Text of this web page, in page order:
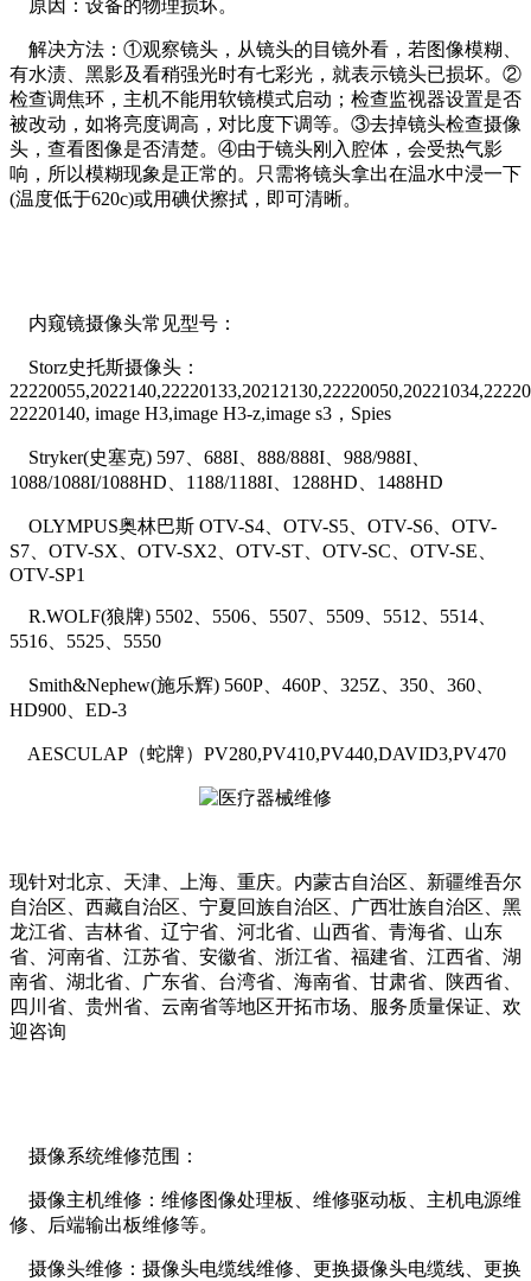
原因：设备的物理损坏。
解决方法：①观察镜头，从镜头的目镜外看，若图像模糊、
有水渍、黑影及看稍强光时有七彩光，就表示镜头已损坏。②
检查调焦环，主机不能用软镜模式启动；检查监视器设置是否
被改动，如将亮度调高，对比度下调等。③去掉镜头检查摄像
头，查看图像是否清楚。④由于镜头刚入腔体，会受热气影
响，所以模糊现象是正常的。只需将镜头拿出在温水中浸一下
(温度低于620c)或用碘伏擦拭，即可清晰。
内窥镜摄像头常见型号：
Storz史托斯摄像头：
22220140, image H3,image H3-z,image s3，Spies
Stryker(史塞克) 597、688I、888/888I、988/988I、
1088/1088I/1088HD、1188/1188I、1288HD、1488HD
OLYMPUS奥林巴斯 OTV-S4、OTV-S5、OTV-S6、OTV-
S7、OTV-SX、OTV-SX2、OTV-ST、OTV-SC、OTV-SE、
OTV-SP1
R.WOLF(狼牌) 5502、5506、5507、5509、5512、5514、
5516、5525、5550
Smith&Nephew(施乐辉) 560P、460P、325Z、350、360、
HD900、ED-3
AESCULAP（蛇牌）PV280,PV410,PV440,DAVID3,PV470
现针对北京、天津、上海、重庆。内蒙古自治区、新疆维吾尔
自治区、西藏自治区、宁夏回族自治区、广西壮族自治区、黑
龙江省、吉林省、辽宁省、河北省、山西省、青海省、山东
省、河南省、江苏省、安徽省、浙江省、福建省、江西省、湖
南省、湖北省、广东省、台湾省、海南省、甘肃省、陕西省、
四川省、贵州省、云南省等地区开拓市场、服务质量保证、欢
迎咨询
摄像系统维修范围：
摄像主机维修：维修图像处理板、维修驱动板、主机电源维
修、后端输出板维修等。
摄像头维修：摄像头电缆线维修、更换摄像头电缆线、更换